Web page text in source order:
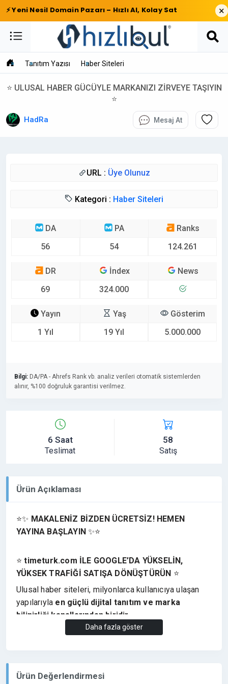
⚡ Yeni Nesil Domain Pazarı – Hızlı Al, Kolay Sat ×
Tanıtım Yazısı Haber Siteleri
⭐ ULUSAL HABER GÜCÜYLE MARKANIZI ZİRVEYE TAŞIYIN
⭐
HadRa Mesaj At
URL : Üye Olunuz
Kategori : Haber Siteleri
DA
56
PA
54
Ranks
124.261
DR
69
İndex
324.000
News
Yayın
1 Yıl
Yaş
19 Yıl
Gösterim
5.000.000
Bilgi: DA/PA - Ahrefs Rank vb. analiz verileri otomatik sistemlerden
alınır, %100 doğruluk garantisi verilmez.
6 Saat
Teslimat
58
Satış
Ürün Açıklaması
⭐✨ MAKALENİZ BİZDEN ÜCRETSİZ! HEMEN
YAYINA BAŞLAYIN ✨⭐
⭐timeturk.com İLE GOOGLE’DA YÜKSELİN,
YÜKSEK TRAFİĞİ SATIŞA DÖNÜŞTÜRÜN ⭐
Ulusal haber siteleri, milyonlarca kullanıcıya ulaşan
yapılarıyla en güçlü dijital tanıtım ve marka
bilinirliği kanallarından biridir.
Bu platformlarda yayınlanan içerikler, markaların
Türkiye genelinde geniş okuyucu kitlesine hitap eden
Daha fazla göster
Ürün Değerlendirmesi